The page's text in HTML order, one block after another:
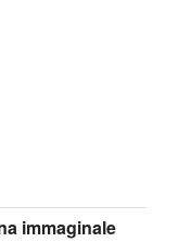
immaginale